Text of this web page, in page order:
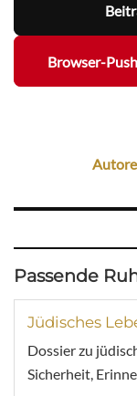
Browser-
Passende
Jüdisches
Dossier zu
Sicherheit,